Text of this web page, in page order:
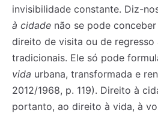
invisibilidade constante. Diz-
à cidade não se pode
direito de visita ou de regresso
tradicionais. Ele só pode
vida urbana, transformada e
2012/1968, p. 119). Direito à
portanto, ao direito à vida, à